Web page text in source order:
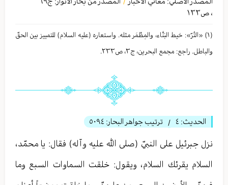
، ص١٣٣
(١) «التُرّ»: خيط البَنَّاء، والمِطْمَر مثله. واستعاره (عليه السلام) للتمييز بين الحقّ
والباطل. راجع: مجمع البحرين، ج٣، ص٢٣٣.
الحديث: ٤ / ترتيب جواهر البحار: ٥٠٩٤
نزل جبرئيل على النبيّ (صلى الله عليه وآله) فقال: يا محمّد،
السلام يقرئك السلام، ويقول: خلقت السماوات السبع وما